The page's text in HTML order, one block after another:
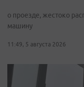
о проезде, жестоко
машину
11:49, 5 августа 2026